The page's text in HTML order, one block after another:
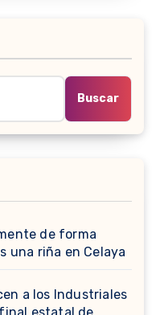
Buscar
de forma
una riña en Celaya
a los Industriales